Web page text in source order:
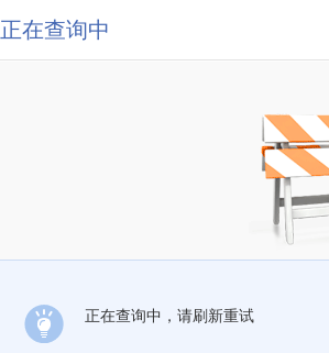
正在查询中
正在查询中，请刷新重试